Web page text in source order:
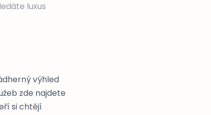
luxus
výhled
zde najdete
si chtějí